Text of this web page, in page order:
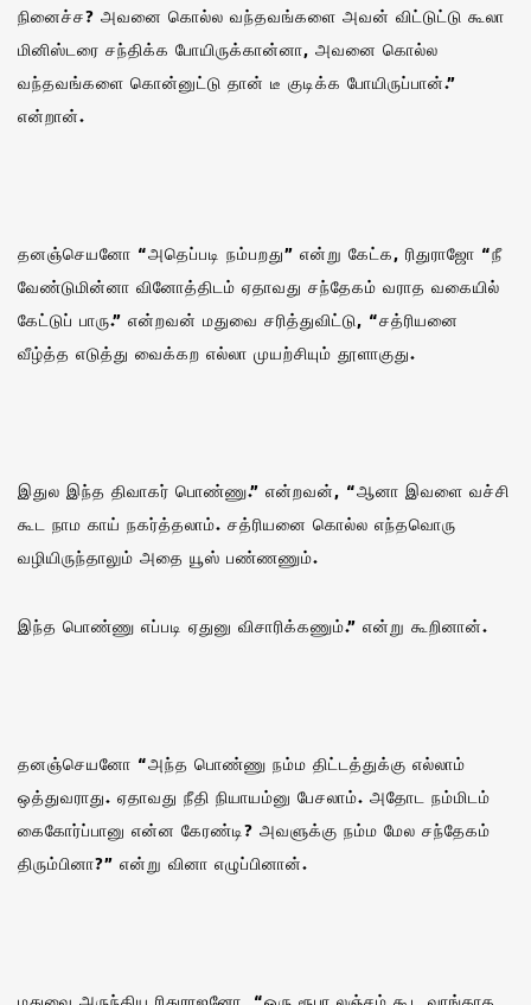
நினைச்ச? அவனை கொல்ல வந்தவங்களை அவன் விட்டுட்டு கூலா
மினிஸ்டரை சந்திக்க போயிருக்கான்னா, அவனை கொல்ல
வந்தவங்களை கொன்னுட்டு தான் டீ குடிக்க போயிருப்பான்.”
என்றான்.
தனஞ்செயனோ “அதெப்படி நம்பறது” என்று கேட்க, ரிதுராஜோ “நீ
வேண்டுமின்னா வினோத்திடம் ஏதாவது சந்தேகம் வராத வகையில்
கேட்டுப் பாரு.” என்றவன் மதுவை சரித்துவிட்டு, “சத்ரியனை
வீழ்த்த எடுத்து வைக்கற எல்லா முயற்சியும் தூளாகுது.
இதுல இந்த திவாகர் பொண்ணு.” என்றவன், “ஆனா இவளை வச்சி
கூட நாம காய் நகர்த்தலாம். சத்ரியனை கொல்ல எந்தவொரு
வழியிருந்தாலும் அதை யூஸ் பண்ணணும்.
இந்த பொண்ணு எப்படி ஏதுனு விசாரிக்கணும்.” என்று கூறினான்.
தனஞ்செயனோ “அந்த பொண்ணு நம்ம திட்டத்துக்கு எல்லாம்
ஒத்துவராது. ஏதாவது நீதி நியாயம்னு பேசலாம். அதோட நம்மிடம்
கைகோர்ப்பானு என்ன கேரண்டி? அவளுக்கு நம்ம மேல சந்தேகம்
திரும்பினா?” என்று வினா எழுப்பினான்.